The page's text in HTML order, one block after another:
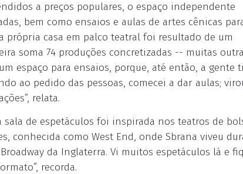
a preços populares, o espaço independente
bem como ensaios e aulas de artes cênicas
casa em palco teatral foi resultado de um
soma 74 produções concretizadas -- muitas
espaço para ensaios, porque, até então, a gente
ao pedido das pessoas, comecei a dar aulas;
relata.
de espetáculos foi inspirada nos teatros de
conhecida como West End, onde Sbrana viveu
da Inglaterra. Vi muitos espetáculos lá e
recorda.